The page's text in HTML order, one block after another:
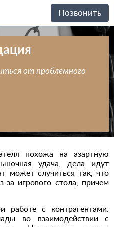
Позвонить
от проблемного
похожа на азартную
удача, дела идут
может случиться так, что
игрового стола, причем
работе с контрагентами.
во взаимодействии с